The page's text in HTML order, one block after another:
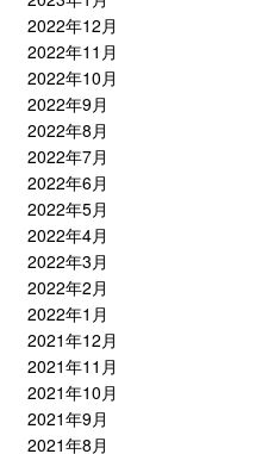
2022年12月
2022年11月
2022年10月
2022年9月
2022年8月
2022年7月
2022年6月
2022年5月
2022年4月
2022年3月
2022年2月
2022年1月
2021年12月
2021年11月
2021年10月
2021年9月
2021年8月